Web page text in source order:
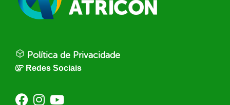
Política de Privacidade
Redes Sociais